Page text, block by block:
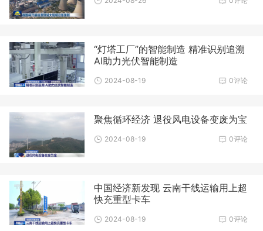
“灯塔工厂”的智能制造 精准识别追溯
AI助力光伏智能制造
0评论
2024-08-19
聚焦循环经济 退役风电设备变废为宝
0评论
2024-08-19
中国经济新发现 云南干线运输用上超
快充重型卡车
0评论
2024-08-19